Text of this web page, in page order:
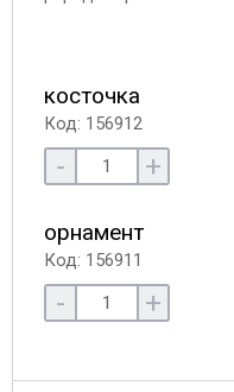
косточка
Код: 156912
- +
орнамент
Код: 156911
- +